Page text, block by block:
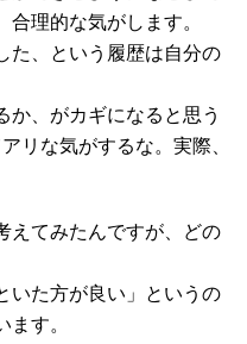
理的な気がします。
、という履歴は自分の
、がカギになると思う
リな気がするな。実際、
てみたんですが、どの
た方が良い」というの
す。